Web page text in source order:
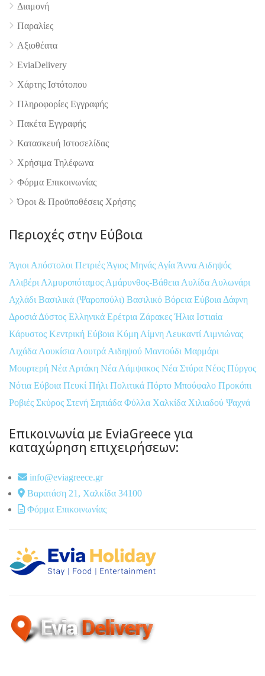
Διαμονή
Παραλίες
Αξιοθέατα
EviaDelivery
Χάρτης Ιστότοπου
Πληροφορίες Εγγραφής
Πακέτα Εγγραφής
Κατασκευή Ιστοσελίδας
Χρήσιμα Τηλέφωνα
Φόρμα Επικοινωνίας
Όροι & Προϋποθέσεις Xρήσης
Περιοχές στην Εύβοια
Άγιοι Απόστολοι Πετριές Άγιος Μηνάς Αγία Άννα Αιδηψός
Αλιβέρι Αλμυροπόταμος Αμάρυνθος-Βάθεια Αυλίδα Αυλωνάρι
Αχλάδι Βασιλικά (Ψαροπούλι) Βασιλικό Βόρεια Εύβοια Δάφνη
Δροσιά Δύστος Ελληνικά Ερέτρια ΖάρακεςΉλια Ιστιαία
Κάρυστος Κεντρική Εύβοια Κύμη Λίμνη Λευκαντί Λιμνιώνας
Λιχάδα Λουκίσια Λουτρά Αιδηψού Μαντούδι Μαρμάρι
Μουρτερή Νέα Αρτάκη Νέα Λάμψακος Νέα Στύρα Νέος Πύργος
Νότια Εύβοια Πευκί Πήλι Πολιτικά Πόρτο Μπούφαλο Προκόπι
Ροβιές Σκύρος Στενή Σηπιάδα Φύλλα Χαλκίδα Χιλιαδού Ψαχνά
Επικοινωνία με EviaGreece για
καταχώρηση επιχειρήσεων:
info@eviagreece.gr
Βαρατάση 21, Χαλκίδα 34100
Φόρμα Επικοινωνίας